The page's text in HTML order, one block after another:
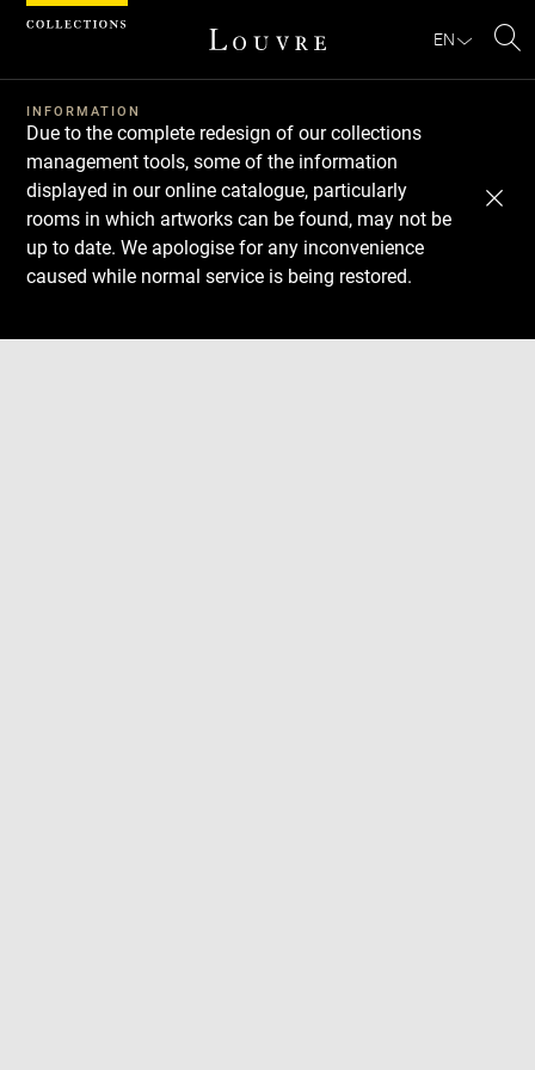
EN
INFORMATION
Due to the complete redesign of our collections
management tools, some of the information
displayed in our online catalogue, particularly
rooms in which artworks can be found, may not be
up to date. We apologise for any inconvenience
caused while normal service is being restored.
Download
Next
Previous
Cookies management panel